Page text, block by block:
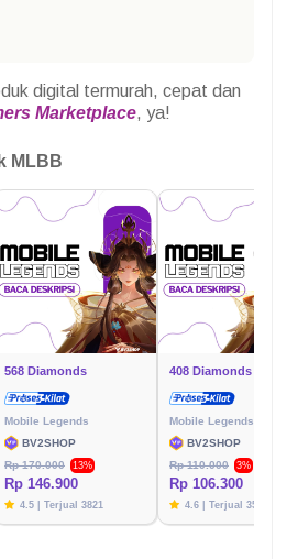
digital termurah, cepat dan
Marketplace, ya!
MLBB
568 Diamonds
Mobile Legends
BV2SHOP
Rp 170.000
13%
Rp 146.900
4.5 | Terjual 3821
408 Diamonds
Mobile Legends
BV2SHOP
Rp 110.000
3%
Rp 106.300
4.6 | Terjual 3576